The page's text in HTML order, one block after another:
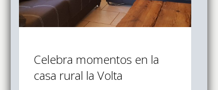
Celebra momentos en la
casa rural la Volta